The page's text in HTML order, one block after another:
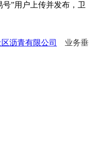
”用户上传并发布，卫
沥青有限公司
业务垂